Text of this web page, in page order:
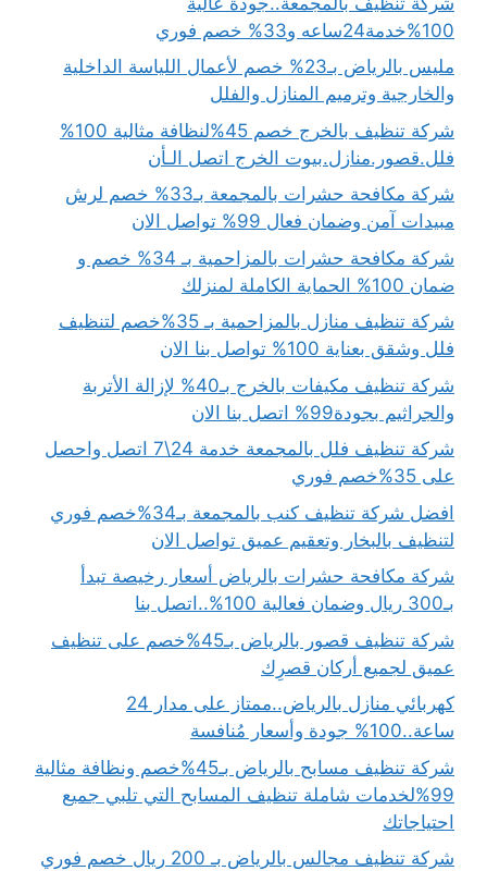
100%خدمة24ساعه و33% خصم فوري
مليس بالرياض بـ23% خصم لأعمال اللياسة الداخلية
والخارجية وترميم المنازل والفلل
شركة تنظيف بالخرج خصم 45%لنظافة مثالية 100%
فلل.قصور.منازل.بيوت الخرج اتصل الـأن
شركة مكافحة حشرات بالمجمعة بـ33% خصم لرش
مبيدات آمن وضمان فعال 99% تواصل الان
شركة مكافحة حشرات بالمزاحمية بـ 34% خصم و
ضمان 100% الحماية الكاملة لمنزلك
شركة تنظيف منازل بالمزاحمية بـ 35%خصم لتنظيف
فلل وشقق بعناية 100% تواصل بنا الان
شركة تنظيف مكيفات بالخرج بـ40% لإزالة الأتربة
والجراثيم بجودة99% اتصل بنا الان
شركة تنظيف فلل بالمجمعة خدمة 24\7 اتصل واحصل
على 35%خصم فوري
افضل شركة تنظيف كنب بالمجمعة بـ34%خصم فوري
لتنظيف بالبخار وتعقيم عميق تواصل الان
شركة مكافحة حشرات بالرياض أسعار رخيصة تبدأ
بـ300 ريال وضمان فعالية 100%..اتصل بنا
شركة تنظيف قصور بالرياض بـ45%خصم على تنظيف
عميق لجميع أركان قصرِك
كهربائي منازل بالرياض..ممتاز على مدار 24
ساعة..100% جودة وأسعار مُنافسة
شركة تنظيف مسابح بالرياض بـ45%خصم ونظافة مثالية
99%لخدمات شاملة تنظيف المسابح التي تلبي جميع
احتياجاتك
شركة تنظيف مجالس بالرياض بـ 200 ريال خصم فوري